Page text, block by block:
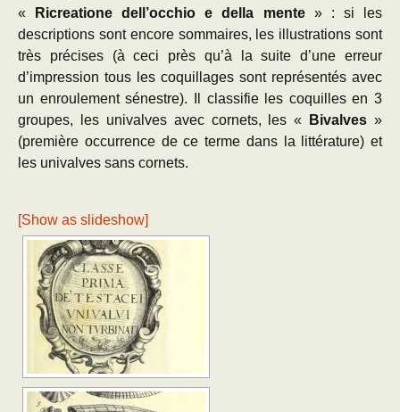
«
Ricreatione dell’occhio e della mente» : si les
descriptions sont encore sommaires, les illustrations sont
très précises (à ceci près qu’à la suite d’une erreur
d’impression tous les coquillages sont représentés avec
un enroulement sénestre). Il classifie les coquilles en 3
groupes, les univalves avec cornets, les «
Bivalves »
(première occurrence de ce terme dans la littérature) et
les univalves sans cornets.
[Show as slideshow]